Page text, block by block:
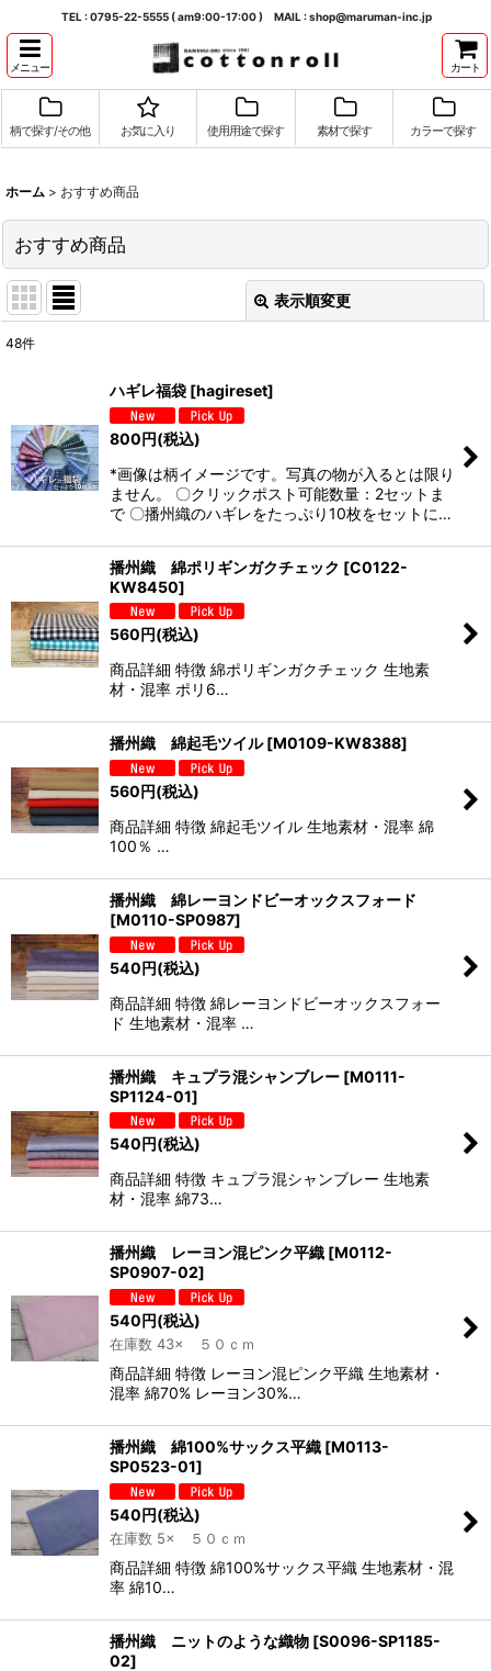
TEL : 0795-22-5555 ( am9:00-17:00 ) MAIL : shop@maruman-inc.jp
メニュー カート
柄で探す/その他 お気に入り 使用用途で探す 素材で探す カラーで探す
ホーム > おすすめ商品
おすすめ商品
表示順変更
並び順:
絞り込む
48件
ハギレ福袋 [hagireset]
800円(税込)
*画像は柄イメージです。写真の物が入るとは限り
ません。 〇クリックポスト可能数量：2セットま
で 〇播州織のハギレをたっぷり10枚をセットに…
播州織 綿ポリギンガクチェック [C0122-
KW8450]
560円(税込)
商品詳細 特徴 綿ポリギンガクチェック 生地素
材・混率 ポリ6…
播州織 綿起毛ツイル [M0109-KW8388]
560円(税込)
商品詳細 特徴 綿起毛ツイル 生地素材・混率 綿
100％ …
播州織 綿レーヨンドビーオックスフォード
[M0110-SP0987]
540円(税込)
商品詳細 特徴 綿レーヨンドビーオックスフォー
ド 生地素材・混率 …
播州織 キュプラ混シャンブレー [M0111-
SP1124-01]
540円(税込)
商品詳細 特徴 キュプラ混シャンブレー 生地素
材・混率 綿73…
播州織 レーヨン混ピンク平織 [M0112-
SP0907-02]
540円(税込)
在庫数 43× ５０ｃｍ
商品詳細 特徴 レーヨン混ピンク平織 生地素材・
混率 綿70% レーヨン30%…
播州織 綿100%サックス平織 [M0113-
SP0523-01]
540円(税込)
在庫数 5× ５０ｃｍ
商品詳細 特徴 綿100%サックス平織 生地素材・混
率 綿10…
播州織 ニットのような織物 [S0096-SP1185-
02]